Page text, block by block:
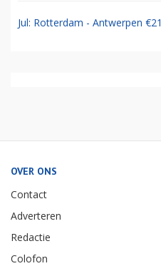
Jul: Rotterdam - Antwerpen €21
OVER ONS
Contact
Adverteren
Redactie
Colofon